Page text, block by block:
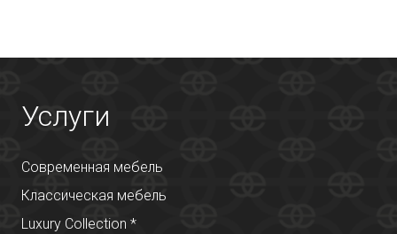
Услуги
Современная мебель
Классическая мебель
Luxury Collection *